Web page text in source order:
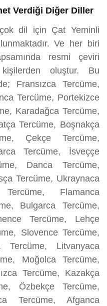
Verdiği Diğer Diller
dil için Çat Yeminli
Ve her biri
resmi çeviri
oluştur. Bu
Fransızca Tercüme,
Tercüme, Portekizce
Karadağca Tercüme,
Tercüme, Boşnakça
Çekçe Tercüme,
Tercüme, İsveççe
Danca Tercüme,
Tercüme, Ukraynaca
Flamanca
Bulgarca Tercüme,
Tercüme, Lehçe
Slovence Tercüme,
Tercüme, Litvanyaca
Moğolca Tercüme,
Tercüme, Kazakça
Özbekçe Tercüme,
Tercüme, Afganca